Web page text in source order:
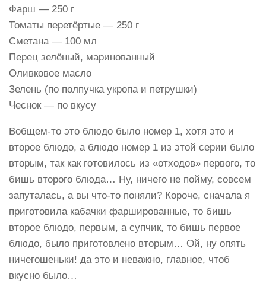
Фарш — 250 г
Томаты перетёртые — 250 г
Сметана — 100 мл
Перец зелёный, маринованный
Оливковое масло
Зелень (по полпучка укропа и петрушки)
Чеснок — по вкусу
Вобщем-то это блюдо было номер 1, хотя это и
второе блюдо, а блюдо номер 1 из этой серии было
вторым, так как готовилось из «отходов» первого, то
бишь второго блюда… Ну, ничего не пойму, совсем
запуталась, а вы что-то поняли? Короче, сначала я
приготовила кабачки фаршированные, то бишь
второе блюдо, первым, а супчик, то бишь первое
блюдо, было приготовлено вторым… Ой, ну опять
ничегошеньки! да это и неважно, главное, чтоб
вкусно было…